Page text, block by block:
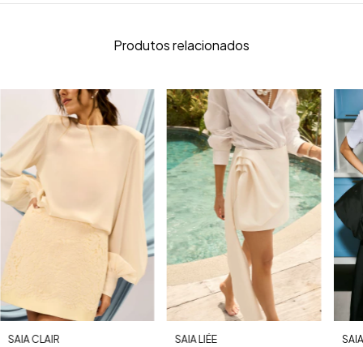
Produtos relacionados
SAIA CLAIR SAIA LIÉE